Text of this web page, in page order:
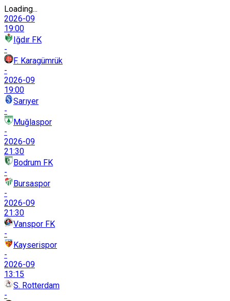
Loading...
2026-09
19:00
Iğdır FK
-
F. Karagümrük
-
2026-09
19:00
Sarıyer
-
Muğlaspor
-
2026-09
21:30
Bodrum FK
-
Bursaspor
-
2026-09
21:30
Vanspor FK
-
Kayserispor
-
2026-09
13:15
S. Rotterdam
-